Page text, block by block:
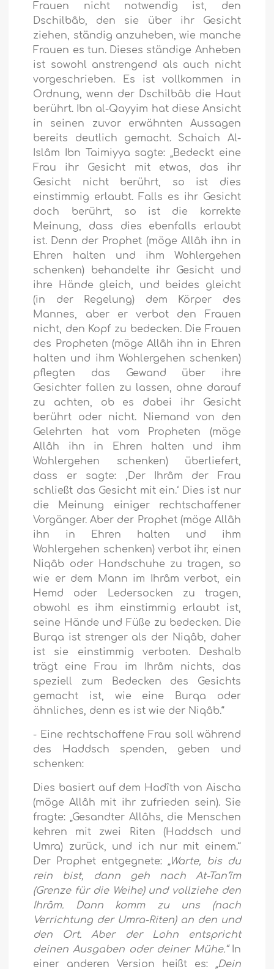
Frauen nicht notwendig ist, den
Dschilbâb, den sie über ihr Gesicht
ziehen, ständig anzuheben, wie manche
Frauen es tun. Dieses ständige Anheben
ist sowohl anstrengend als auch nicht
vorgeschrieben. Es ist vollkommen in
Ordnung, wenn der Dschilbâb die Haut
berührt. Ibn al-Qayyim hat diese Ansicht
in seinen zuvor erwähnten Aussagen
bereits deutlich gemacht. Schaich Al-
Islâm Ibn Taimiyya sagte: „Bedeckt eine
Frau ihr Gesicht mit etwas, das ihr
Gesicht nicht berührt, so ist dies
einstimmig erlaubt. Falls es ihr Gesicht
doch berührt, so ist die korrekte
Meinung, dass dies ebenfalls erlaubt
ist. Denn der Prophet (möge Allâh ihn in
Ehren halten und ihm Wohlergehen
schenken) behandelte ihr Gesicht und
ihre Hände gleich, und beides gleicht
(in der Regelung) dem Körper des
Mannes, aber er verbot den Frauen
nicht, den Kopf zu bedecken. Die Frauen
des Propheten (möge Allâh ihn in Ehren
halten und ihm Wohlergehen schenken)
pflegten das Gewand über ihre
Gesichter fallen zu lassen, ohne darauf
zu achten, ob es dabei ihr Gesicht
berührt oder nicht. Niemand von den
Gelehrten hat vom Propheten (möge
Allâh ihn in Ehren halten und ihm
Wohlergehen schenken) überliefert,
dass er sagte: ‚Der Ihrâm der Frau
schließt das Gesicht mit ein.‘ Dies ist nur
die Meinung einiger rechtschaffener
Vorgänger. Aber der Prophet (möge Allâh
ihn in Ehren halten und ihm
Wohlergehen schenken) verbot ihr, einen
Niqâb oder Handschuhe zu tragen, so
wie er dem Mann im Ihrâm verbot, ein
Hemd oder Ledersocken zu tragen,
obwohl es ihm einstimmig erlaubt ist,
seine Hände und Füße zu bedecken. Die
Burqa ist strenger als der Niqâb, daher
ist sie einstimmig verboten. Deshalb
trägt eine Frau im Ihrâm nichts, das
speziell zum Bedecken des Gesichts
gemacht ist, wie eine Burqa oder
ähnliches, denn es ist wie der Niqâb.“
- Eine rechtschaffene Frau soll während
des Haddsch spenden, geben und
schenken:
Dies basiert auf dem Hadîth von Aischa
(möge Allâh mit ihr zufrieden sein). Sie
fragte: „Gesandter Allâhs, die Menschen
kehren mit zwei Riten (Haddsch und
Umra) zurück, und ich nur mit einem.“
Der Prophet entgegnete: „Warte, bis du
rein bist, dann geh nach At-Tan‘îm
(Grenze für die Weihe) und vollziehe den
Ihrâm. Dann komm zu uns (nach
Verrichtung der Umra-Riten) an den und
den Ort. Aber der Lohn entspricht
deinen Ausgaben oder deiner Mühe.“In
einer anderen Version heißt es: „Dein